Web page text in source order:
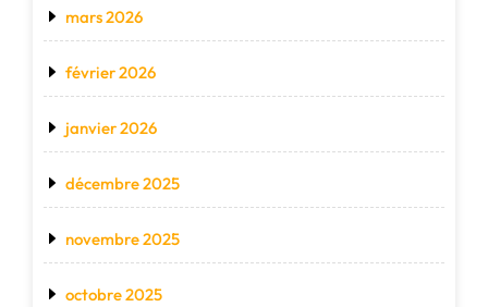
mars 2026
février 2026
janvier 2026
décembre 2025
novembre 2025
octobre 2025